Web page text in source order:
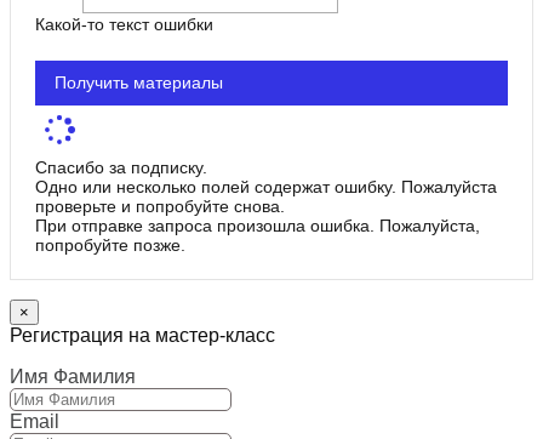
Какой-то текст ошибки
Получить материалы
Спасибо за подписку.
Одно или несколько полей содержат ошибку. Пожалуйста
проверьте и попробуйте снова.
При отправке запроса произошла ошибка. Пожалуйста,
попробуйте позже.
×
Регистрация на мастер-класс
Имя Фамилия
Email